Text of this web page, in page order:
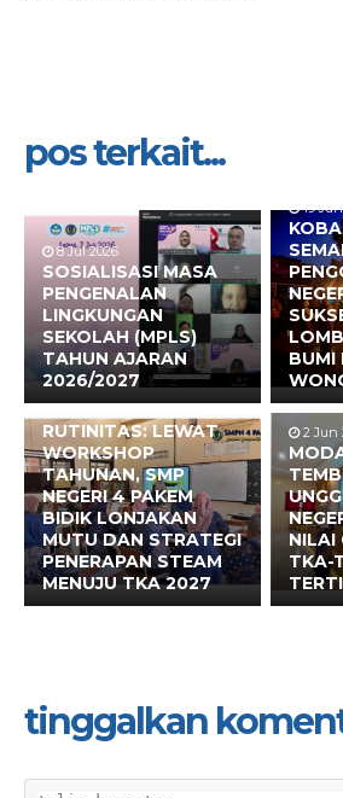
pos terkait...
8 Jul 2026
SOSIALISASI MASA
PENGENALAN
LINGKUNGAN
SEKOLAH (MPLS)
TAHUN AJARAN
2026/2027
19
BUMI
17 Jun 2026
BUKAN SEKADAR
RUTINITAS: LEWAT
WORKSHOP
TAHUNAN, SMP
NEGERI 4 PAKEM
BIDIK LONJAKAN
MUTU DAN STRATEGI
PENERAPAN STEAM
MENUJU TKA 2027
2 Jun
NILAI
TKA-
tinggalkan